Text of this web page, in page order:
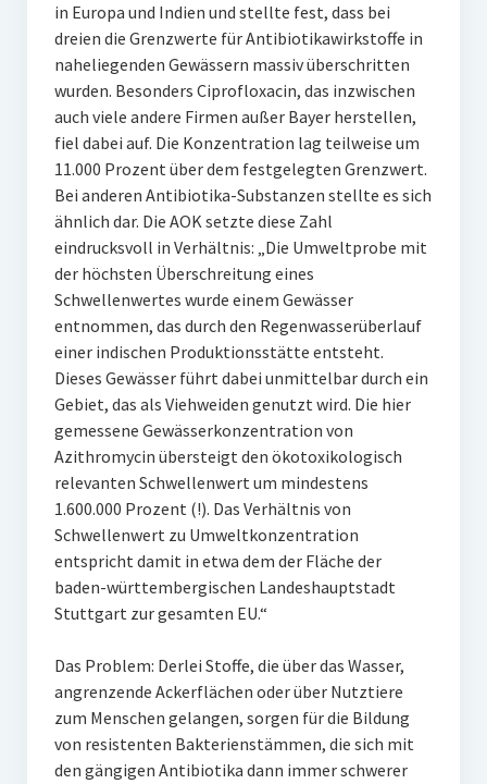
in Europa und Indien und stellte fest, dass bei
dreien die Grenzwerte für Antibiotikawirkstoffe in
naheliegenden Gewässern massiv überschritten
wurden. Besonders Ciprofloxacin, das inzwischen
auch viele andere Firmen außer Bayer herstellen,
fiel dabei auf. Die Konzentration lag teilweise um
11.000 Prozent über dem festgelegten Grenzwert.
Bei anderen Antibiotika-Substanzen stellte es sich
ähnlich dar. Die AOK setzte diese Zahl
eindrucksvoll in Verhältnis: „Die Umweltprobe mit
der höchsten Überschreitung eines
Schwellenwertes wurde einem Gewässer
entnommen, das durch den Regenwasserüberlauf
einer indischen Produktionsstätte entsteht.
Dieses Gewässer führt dabei unmittelbar durch ein
Gebiet, das als Viehweiden genutzt wird. Die hier
gemessene Gewässerkonzentration von
Azithromycin übersteigt den ökotoxikologisch
relevanten Schwellenwert um mindestens
1.600.000 Prozent (!). Das Verhältnis von
Schwellenwert zu Umweltkonzentration
entspricht damit in etwa dem der Fläche der
baden-württembergischen Landeshauptstadt
Stuttgart zur gesamten EU.“
Das Problem: Derlei Stoffe, die über das Wasser,
angrenzende Ackerflächen oder über Nutztiere
zum Menschen gelangen, sorgen für die Bildung
von resistenten Bakterienstämmen, die sich mit
den gängigen Antibiotika dann immer schwerer